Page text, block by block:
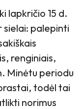
lapkričio 15 d.
sielai: palepinti
renginiais,
Minėtu periodu
todėl tai
norimus